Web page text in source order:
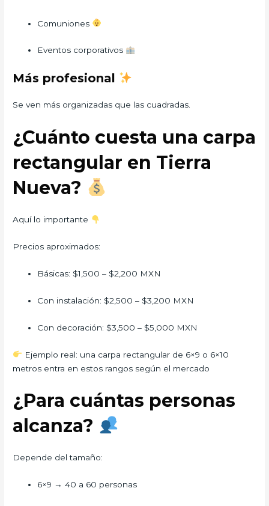
Comuniones
Eventos corporativos
Más profesional
Se ven más organizadas que las cuadradas.
¿Cuánto cuesta una carpa
rectangular en Tierra
Nueva?
Aquí lo importante
Precios aproximados:
Básicas: $1,500 – $2,200 MXN
Con instalación: $2,500 – $3,200 MXN
Con decoración: $3,500 – $5,000 MXN
Ejemplo real: una carpa rectangular de 6×9 o 6×10
metros entra en estos rangos según el mercado
¿Para cuántas personas
alcanza?
Depende del tamaño:
6×9 → 40 a 60 personas